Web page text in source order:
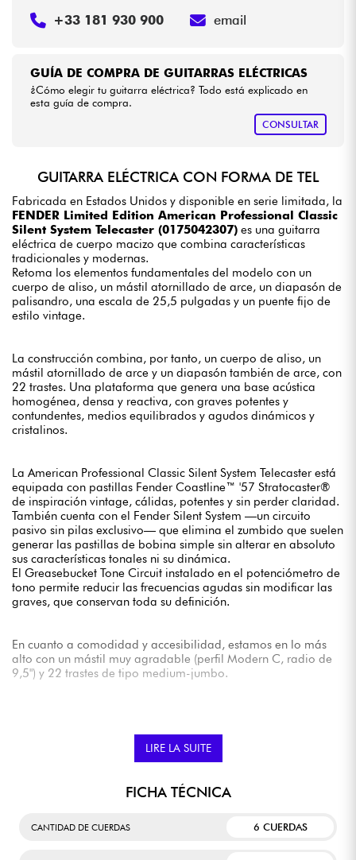
GUÍA DE COMPRA DE GUITARRAS ELÉCTRICAS
¿Cómo elegir tu guitarra eléctrica? Todo está explicado en
esta guía de compra.
CONSULTAR
+33 181 930 900 email
GUITARRA ELÉCTRICA CON FORMA DE TEL
Fabricada en Estados Unidos y disponible en serie limitada, la
FENDER Limited Edition American Professional Classic
Silent System Telecaster (0175042307) es una guitarra
eléctrica de cuerpo macizo que combina características
tradicionales y modernas.
Retoma los elementos fundamentales del modelo con un
cuerpo de aliso, un mástil atornillado de arce, un diapasón de
palisandro, una escala de 25,5 pulgadas y un puente fijo de
estilo vintage.
La construcción combina, por tanto, un cuerpo de aliso, un
mástil atornillado de arce y un diapasón también de arce, con
22 trastes. Una plataforma que genera una base acústica
homogénea, densa y reactiva, con graves potentes y
contundentes, medios equilibrados y agudos dinámicos y
cristalinos.
La American Professional Classic Silent System Telecaster está
equipada con pastillas Fender Coastline™ '57 Stratocaster®
de inspiración vintage, cálidas, potentes y sin perder claridad.
También cuenta con el Fender Silent System —un circuito
pasivo sin pilas exclusivo— que elimina el zumbido que suelen
generar las pastillas de bobina simple sin alterar en absoluto
sus características tonales ni su dinámica.
El Greasebucket Tone Circuit instalado en el potenciómetro de
tono permite reducir las frecuencias agudas sin modificar las
graves, que conservan toda su definición.
En cuanto a comodidad y accesibilidad, estamos en lo más
alto con un mástil muy agradable (perfil Modern C, radio de
9,5") y 22 trastes de tipo medium-jumbo.
una Tele que sea a la vez clásica y contemporánea, fiable y
LIRE LA SUITE
FICHA TÉCNICA
CANTIDAD DE CUERDAS 6 CUERDAS